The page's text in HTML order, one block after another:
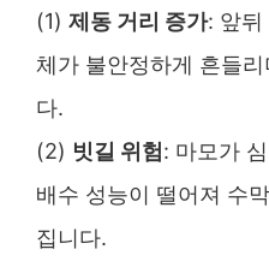
(1) 제동 거리 증가: 앞뒤
체가 불안정하게 흔들
다.
(2) 빗길 위험: 마모가
배수 성능이 떨어져 수
집니다.